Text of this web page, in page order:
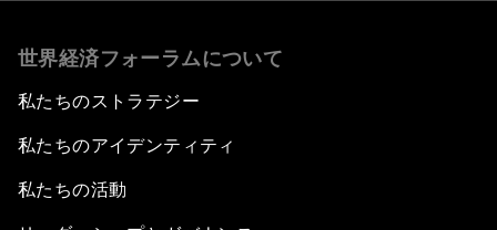
世界経済フォーラムについて
私たちのストラテジー
私たちのアイデンティティ
私たちの活動